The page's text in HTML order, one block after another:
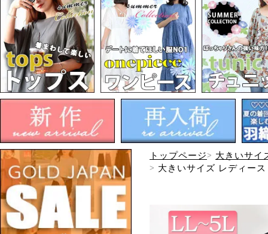
トップページ
大きいサイ
大きいサイズ レディー